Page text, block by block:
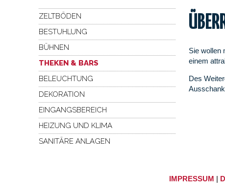
ZELTBÖDEN
BESTUHLUNG
BÜHNEN
THEKEN & BARS
BELEUCHTUNG
DEKORATION
EINGANGSBEREICH
HEIZUNG UND KLIMA
SANITÄRE ANLAGEN
Sie wollen
einem
Des
IMPRESSUM |